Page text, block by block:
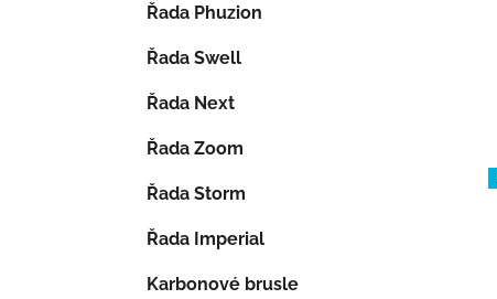
Řada Phuzion
Řada Swell
Řada Next
Řada Zoom
Řada Storm
Řada Imperial
Karbonové brusle